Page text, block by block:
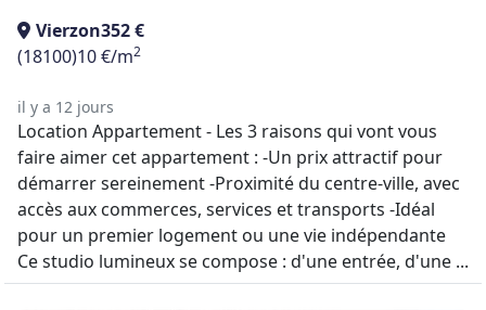
Vierzon352 €
(18100)10 €/m2
il y a 12 jours
Location Appartement - Les 3 raisons qui vont vous
faire aimer cet appartement : -Un prix attractif pour
démarrer sereinement -Proximité du centre-ville, avec
accès aux commerces, services et transports -Idéal
pour un premier logement ou une vie indépendante
Ce studio lumineux se compose : d'une entrée, d'une ...